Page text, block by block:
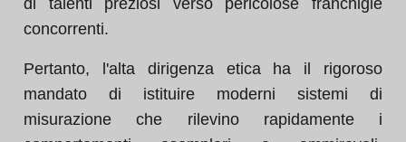
di talenti preziosi verso pericolose franchigie
concorrenti.
Pertanto, l'alta dirigenza etica ha il rigoroso
mandato di istituire moderni sistemi di
misurazione che rilevino rapidamente i